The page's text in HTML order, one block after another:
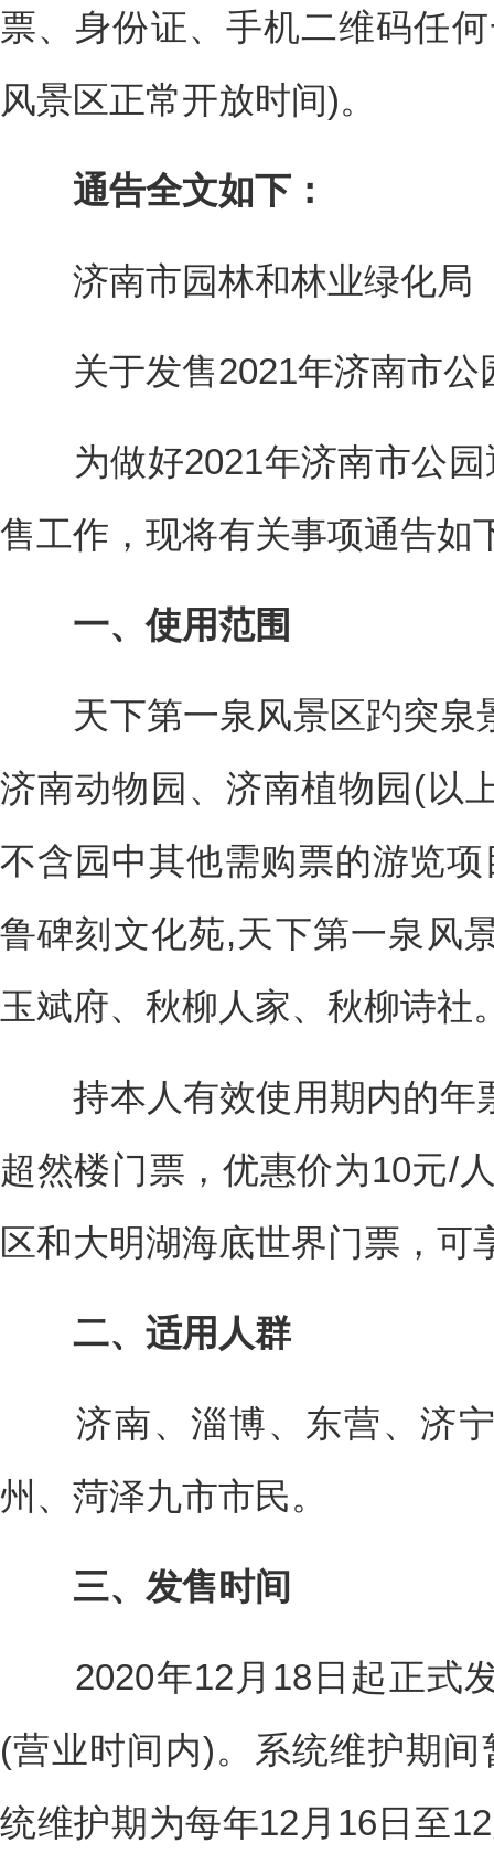
票、身份证、手机二维码任
风景区正常开放时间)。
通告全文如下：
济南市园林和林业绿化局
关于发售2021年济南市公
为做好2021年济南市公园
售工作，现将有关事项通告如
一、使用范围
天下第一泉风景区趵突泉
济南动物园、济南植物园(以
不含园中其他需购票的游览
鲁碑刻文化苑,天下第一泉风
玉斌府、秋柳人家、秋柳诗社
持本人有效使用期内的年
超然楼门票，优惠价为10元/
区和大明湖海底世界门票，可
二、适用人群
济南、淄博、东营、济宁
州、菏泽九市市民。
三、发售时间
2020年12月18日起正式
(营业时间内)。系统维护期
统维护期为每年12月16日至